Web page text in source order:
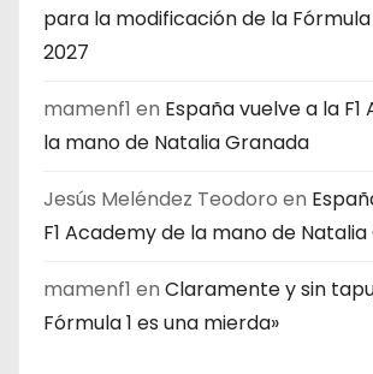
para la modificación de la Fórmula
2027
mamenf1 en España vuelve a la
la mano de Natalia Granada
Jesús Meléndez Teodoro en
F1 Academy de la mano de
mamenf1 en Claramente y sin
Fórmula 1 es una mierda»